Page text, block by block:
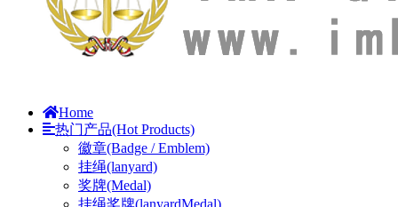
Home
热门产品(Hot Products)
徽章(Badge / Emblem)
挂绳(lanyard)
奖牌(Medal)
挂绳奖牌(lanyardMedal)